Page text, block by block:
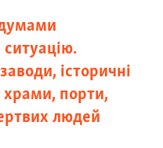
історичні
храми, порти,
людей